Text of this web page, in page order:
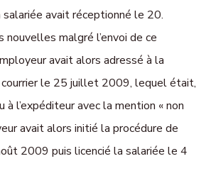
avait réceptionné le 20.
nouvelles malgré l’envoi de ce
avait alors adressé à la
courrier le 25 juillet 2009, lequel était,
l’expéditeur avec la mention « non
avait alors initié la procédure de
2009 puis licencié la salariée le 4